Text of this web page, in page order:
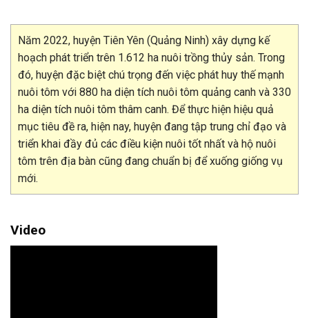
Năm 2022, huyện Tiên Yên (Quảng Ninh) xây dựng kế
hoạch phát triển trên 1.612 ha nuôi trồng thủy sản. Trong
đó, huyện đặc biệt chú trọng đến việc phát huy thế mạnh
nuôi tôm với 880 ha diện tích nuôi tôm quảng canh và 330
ha diện tích nuôi tôm thâm canh. Để thực hiện hiệu quả
mục tiêu đề ra, hiện nay, huyện đang tập trung chỉ đạo và
triển khai đầy đủ các điều kiện nuôi tốt nhất và hộ nuôi
tôm trên địa bàn cũng đang chuẩn bị để xuống giống vụ
mới.
Video